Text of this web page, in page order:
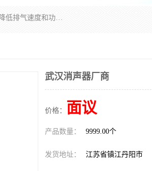
消音器主要用于降低机械设备或枪械等产生的噪声。它通过阻尼或增加排气面积来降低排气速度和功率，从而降低噪声。常见的消音器类型包括阻性消声器、抗性消声器、共振消声器以及阻抗复合式消声器等。这些消音器各有特点，适用于不同频率的噪声消除。
武汉消声器厂商
价格： 面议
产品数量： 9999.00个
发货地址： 江苏省镇江丹阳市